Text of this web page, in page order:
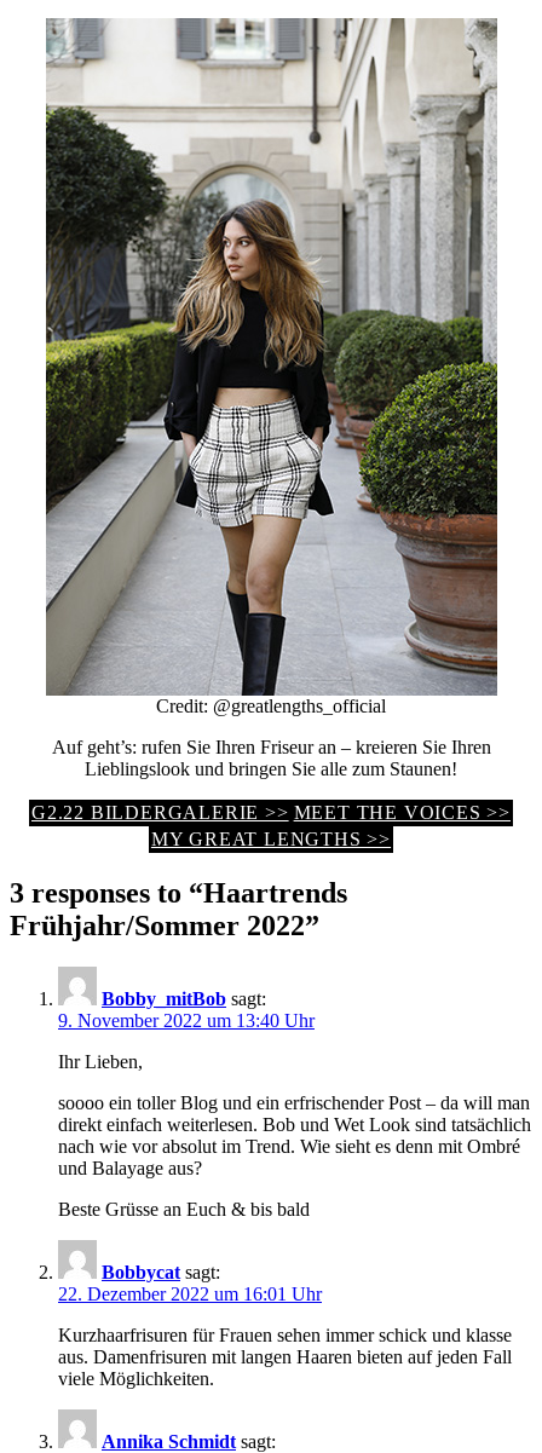
Credit: @greatlengths_official
Auf geht’s: rufen Sie Ihren Friseur an – kreieren Sie Ihren
Lieblingslook und bringen Sie alle zum Staunen!
G2.22 BILDERGALERIE >> MEET THE VOICES >>
MY GREAT LENGTHS >>
3 responses to “Haartrends
Frühjahr/Sommer 2022”
Bobby_mitBob sagt:
9. November 2022 um 13:40 Uhr
Ihr Lieben,
soooo ein toller Blog und ein erfrischender Post – da will man
direkt einfach weiterlesen. Bob und Wet Look sind tatsächlich
nach wie vor absolut im Trend. Wie sieht es denn mit Ombré
und Balayage aus?
Beste Grüsse an Euch & bis bald
Bobbycat sagt:
22. Dezember 2022 um 16:01 Uhr
Kurzhaarfrisuren für Frauen sehen immer schick und klasse
aus. Damenfrisuren mit langen Haaren bieten auf jeden Fall
viele Möglichkeiten.
Annika Schmidt sagt: